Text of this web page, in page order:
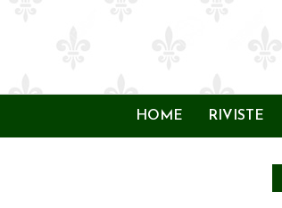
HOME RIVISTE